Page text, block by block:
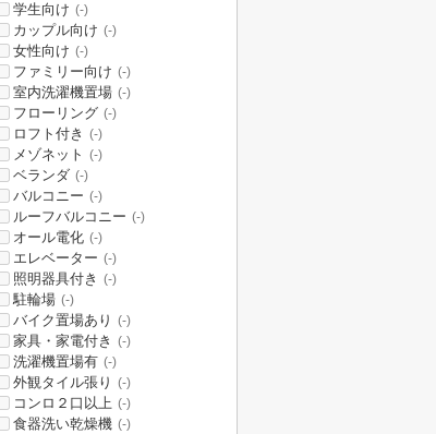
学生向け (-)
カップル向け (-)
女性向け (-)
ファミリー向け (-)
室内洗濯機置場 (-)
フローリング (-)
ロフト付き (-)
メゾネット (-)
ベランダ (-)
バルコニー (-)
ルーフバルコニー (-)
オール電化 (-)
エレベーター (-)
照明器具付き (-)
駐輪場 (-)
バイク置場あり (-)
家具・家電付き (-)
洗濯機置場有 (-)
外観タイル張り (-)
コンロ２口以上 (-)
食器洗い乾燥機 (-)